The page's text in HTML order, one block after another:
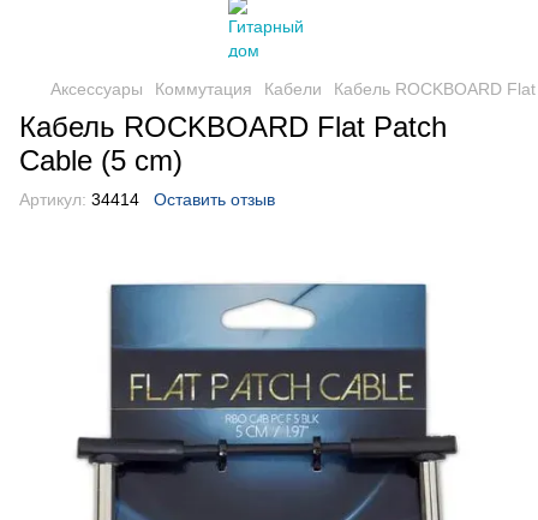
Аксессуары Коммутация Кабели Кабель ROCKBOARD
Кабель ROCKBOARD Flat Patch
Cable (5 cm)
Артикул: 34414 Оставить отзыв